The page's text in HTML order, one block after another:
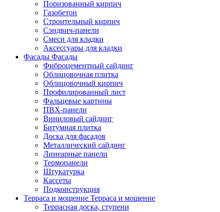
Поризованный кирпич
Газобетон
Строительный кирпич
Сэндвич-панели
Смеси для кладки
Аксессуары для кладки
Фасады Фасады
Фиброцементный сайдинг
Облицовочная плитка
Облицовочный кирпич
Профилированный лист
Фальцевые картины
ПВХ-панели
Виниловый сайдинг
Битумная плитка
Доска для фасадов
Металлический сайдинг
Линеарные панели
Термопанели
Штукатурка
Кассеты
Подконструкция
Терраса и мощение Терраса и мощение
Террасная доска, ступени